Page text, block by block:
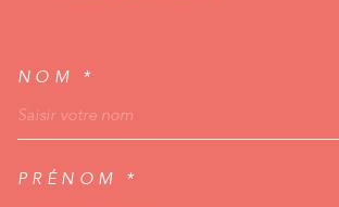
NOM *
PRÉNOM *